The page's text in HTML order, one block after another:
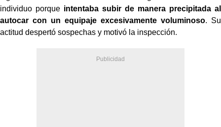
individuo porque intentaba subir de manera precipitada al
autocar con un equipaje excesivamente voluminoso. Su
actitud despertó sospechas y motivó la inspección.